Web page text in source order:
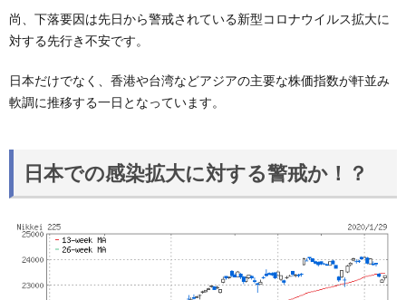
尚、下落要因は先日から警戒されている新型コロナウイルス拡大に
対する先行き不安です。
日本だけでなく、香港や台湾などアジアの主要な株価指数が軒並み
軟調に推移する一日となっています。
日本での感染拡大に対する警戒か！？